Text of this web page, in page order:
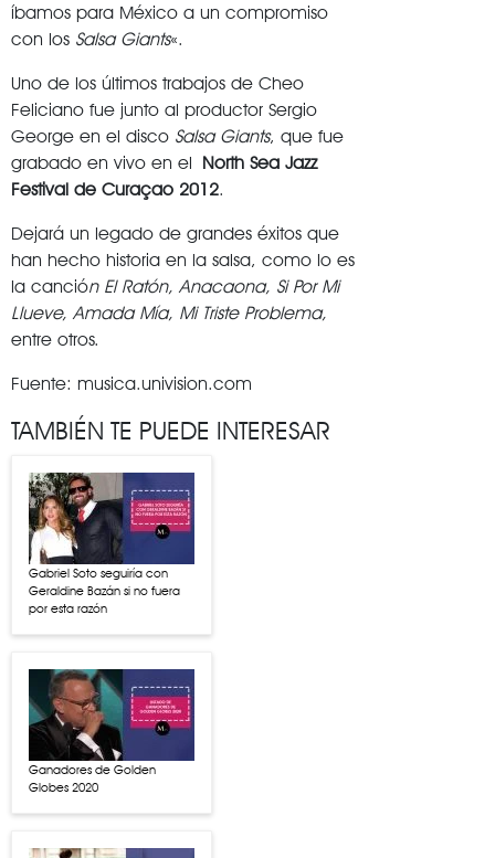
íbamos para México a un compromiso
con los Salsa Giants«.
Uno de los últimos trabajos de Cheo
Feliciano fue junto al productor Sergio
George en el disco Salsa Giants, que fue
grabado en vivo en el North Sea Jazz
Festival de Curaçao 2012.
Dejará un legado de grandes éxitos que
han hecho historia en la salsa, como lo es
la canción El Ratón, Anacaona, Si Por Mi
Llueve, Amada Mía, Mi Triste Problema,
entre otros.
Fuente: musica.univision.com
TAMBIÉN TE PUEDE INTERESAR
Gabriel Soto seguiría con
Geraldine Bazán si no fuera
por esta razón
Ganadores de Golden
Globes 2020